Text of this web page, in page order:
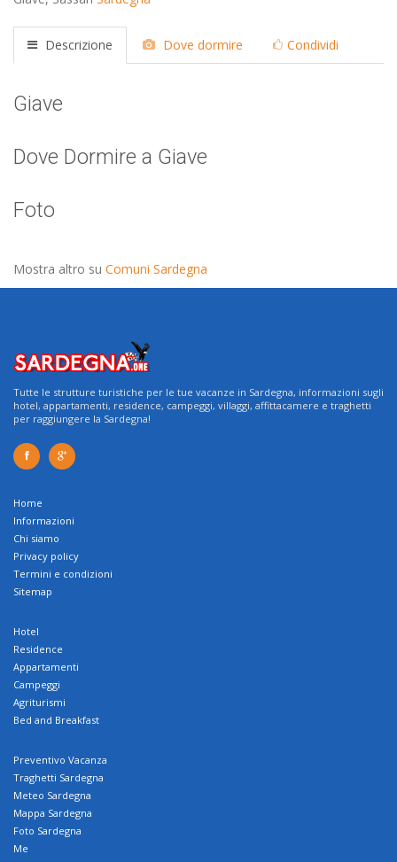
Descrizione Dove dormire Condividi
Giave
Dove Dormire a Giave
Foto
Mostra altro su Comuni Sardegna
Tutte le strutture turistiche per le tue vacanze in Sardegna, informazioni sugli
hotel, appartamenti, residence, campeggi, villaggi, affittacamere e traghetti
per raggiungere la Sardegna!
Home
Informazioni
Chi siamo
Privacy policy
Termini e condizioni
Sitemap
Hotel
Residence
Appartamenti
Campeggi
Agriturismi
Bed and Breakfast
Preventivo Vacanza
Traghetti Sardegna
Meteo Sardegna
Mappa Sardegna
Foto Sardegna
Me